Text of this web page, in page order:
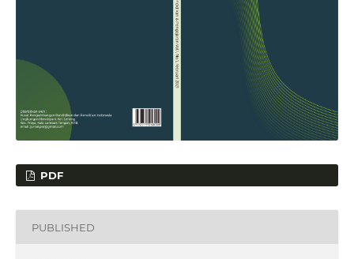
PDF
PUBLISHED